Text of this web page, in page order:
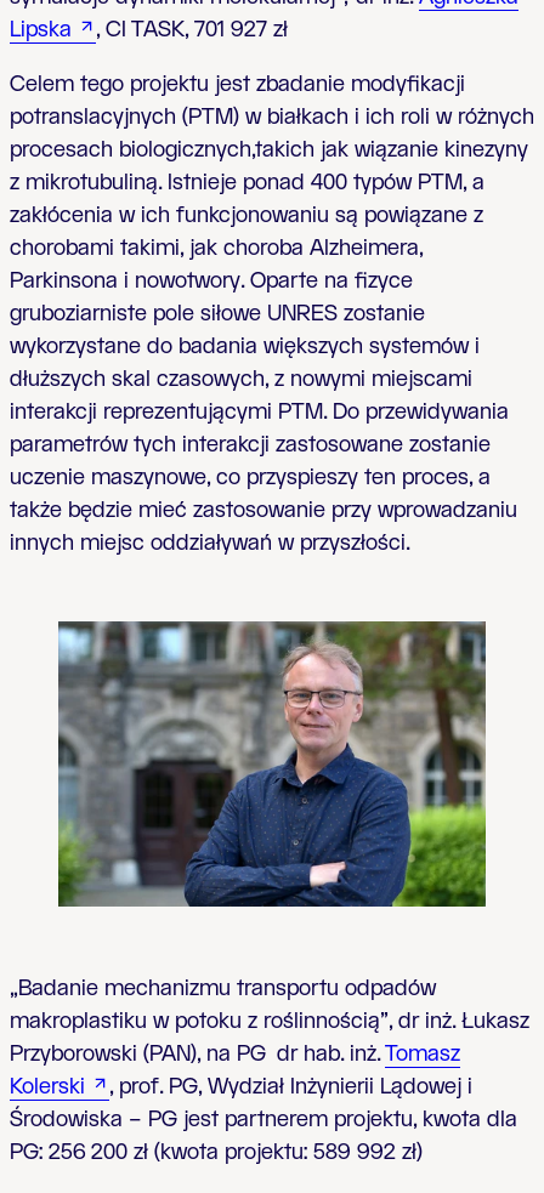
Lipska
, CI TASK, 701 927 zł
Celem tego projektu jest zbadanie modyfikacji
potranslacyjnych (PTM) w białkach i ich roli w różnych
procesach biologicznych,takich jak wiązanie kinezyny
z mikrotubuliną. Istnieje ponad 400 typów PTM, a
zakłócenia w ich funkcjonowaniu są powiązane z
chorobami takimi, jak choroba Alzheimera,
Parkinsona i nowotwory. Oparte na fizyce
gruboziarniste pole siłowe UNRES zostanie
wykorzystane do badania większych systemów i
dłuższych skal czasowych, z nowymi miejscami
interakcji reprezentującymi PTM. Do przewidywania
parametrów tych interakcji zastosowane zostanie
uczenie maszynowe, co przyspieszy ten proces, a
także będzie mieć zastosowanie przy wprowadzaniu
innych miejsc oddziaływań w przyszłości.
„Badanie mechanizmu transportu odpadów
makroplastiku w potoku z roślinnością”, dr inż. Łukasz
Przyborowski (PAN), na PG dr hab. inż.Tomasz
Kolerski
, prof. PG, Wydział Inżynierii Lądowej i
Środowiska – PG jest partnerem projektu, kwota dla
PG: 256 200 zł (kwota projektu: 589 992 zł)